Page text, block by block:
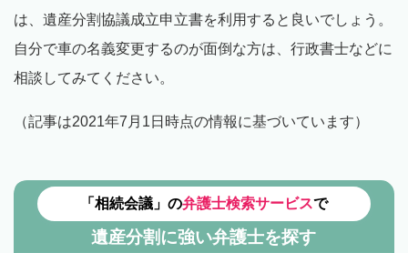
は、遺産分割協議成立申立書を利用すると良いでしょう。
自分で車の名義変更するのが面倒な方は、行政書士などに
相談してみてください。
（記事は2021年7月1日時点の情報に基づいています）
「相続会議」の弁護士検索サービスで
遺産分割に強い弁護士を探す